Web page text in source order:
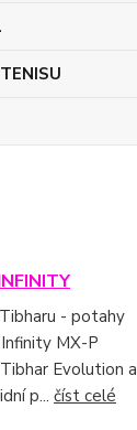
- potahy
MX-P
Evolution a
p... číst celé